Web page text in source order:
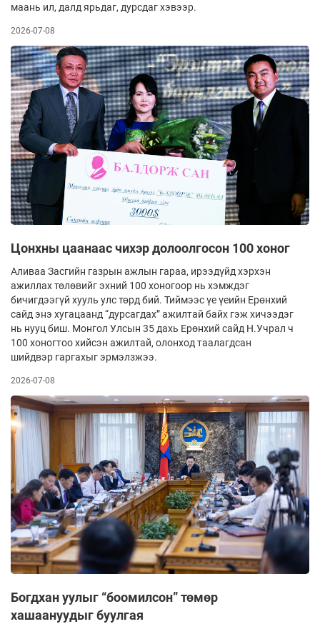
маань ил, далд ярьдаг, дурсдаг хэвээр.
2026-07-08
Цонхны цаанаас чихэр долоолгосон 100 хоног
Аливаа Засгийн газрын ажлын гараа, ирээдүйд хэрхэн
ажиллах төлөвийг эхний 100 хоногоор нь хэмждэг
бичигдээгүй хууль улс төрд бий. Тиймээс үе үеийн Ерөнхий
сайд энэ хугацаанд “дурсагдах” ажилтай байх гэж хичээдэг
нь нууц биш. Монгол Улсын 35 дахь Ерөн­хий сайд Н.Учрал ч
100 хоногтоо хийсэн ажилтай, олонход таалагдсан
шийдвэр гаргахыг эр­мэлзжээ.
2026-07-08
Богдхан уулыг “боомилсон” төмөр
хашаануудыг буулгая